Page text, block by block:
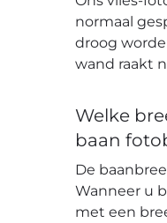
normaal
droog
wand raakt
Welke
baan
De
Wanneer u
met een